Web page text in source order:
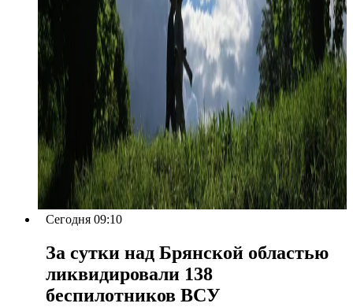
Сегодня 09:10
За сутки над Брянской областью
ликвидировали 138
беспилотников ВСУ